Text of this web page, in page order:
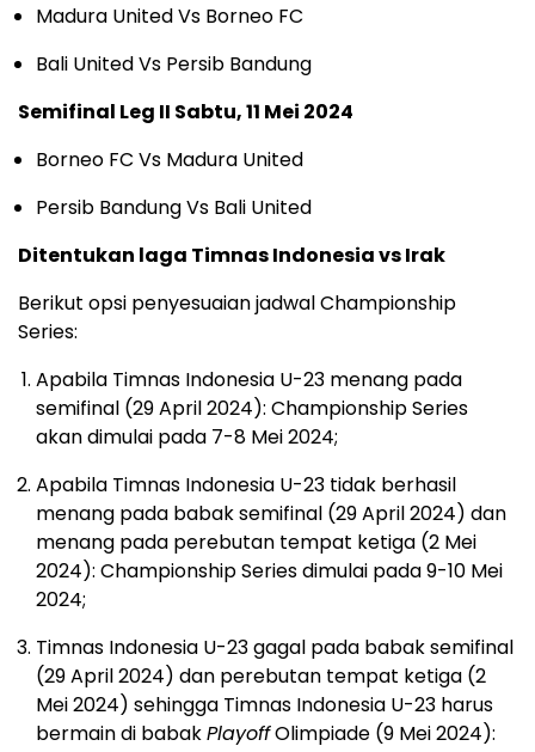
Madura United Vs Borneo FC
Bali United Vs Persib Bandung
Semifinal Leg II Sabtu, 11 Mei 2024
Borneo FC Vs Madura United
Persib Bandung Vs Bali United
Ditentukan laga Timnas Indonesia vs Irak
Berikut opsi penyesuaian jadwal Championship
Series:
Apabila Timnas Indonesia U-23 menang pada
semifinal (29 April 2024): Championship Series
akan dimulai pada 7-8 Mei 2024;
Apabila Timnas Indonesia U-23 tidak berhasil
menang pada babak semifinal (29 April 2024) dan
menang pada perebutan tempat ketiga (2 Mei
2024): Championship Series dimulai pada 9-10 Mei
2024;
Timnas Indonesia U-23 gagal pada babak semifinal
(29 April 2024) dan perebutan tempat ketiga (2
Mei 2024) sehingga Timnas Indonesia U-23 harus
bermain di babakPlayoffOlimpiade (9 Mei 2024):